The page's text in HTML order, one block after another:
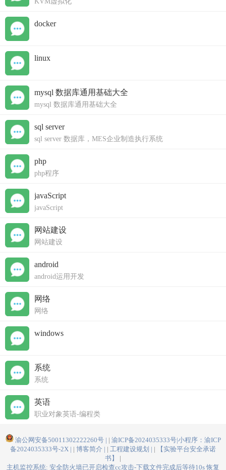
docker
linux
mysql 数据库通用基础大全
mysql 数据库通用基础大全
sql server
sql server 数据库，MES企业制造执行系统
php
php程序
javaScript
javaScript
网站建设
网站建设
android
android运用开发
网络
网络
windows
系统
系统
英语
职业对象英语-编程类
渝公网安备50011302222260号 |
渝ICP备2024035333号|小程序：渝ICP
备2024035333号-2X |
博客简介 | 工程建设规划 |
【实验平台安全承诺
书】
主机监控系统: 安全防火墙已开启检查cc攻击-下载文件完成后等待10s 恢复